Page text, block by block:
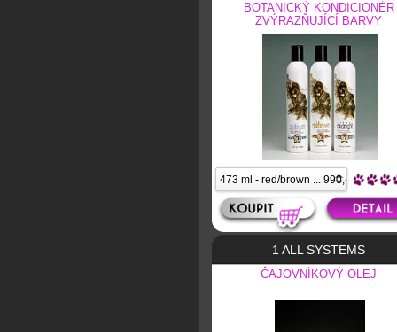
BOTANICKÝ KONDICIONÉR
ZVÝRAZŇUJÍCÍ BARVY
1 ALL SYSTEMS
ČAJOVNÍKOVÝ OLEJ